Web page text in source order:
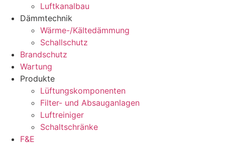
Luftkanalbau
Dämmtechnik
Wärme-/Kältedämmung
Schallschutz
Brandschutz
Wartung
Produkte
Lüftungskomponenten
Filter- und Absauganlagen
Luftreiniger
Schaltschränke
F&E